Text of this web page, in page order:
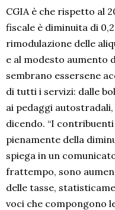
CGIA è che rispetto al
fiscale è diminuita di
rimodulazione delle
e al modesto aumento
sembrano essersene
di tutti i servizi: dalle
ai pedaggi
dicendo. “I
pienamente della
spiega in un
frattempo, sono
delle tasse,
voci che compongono